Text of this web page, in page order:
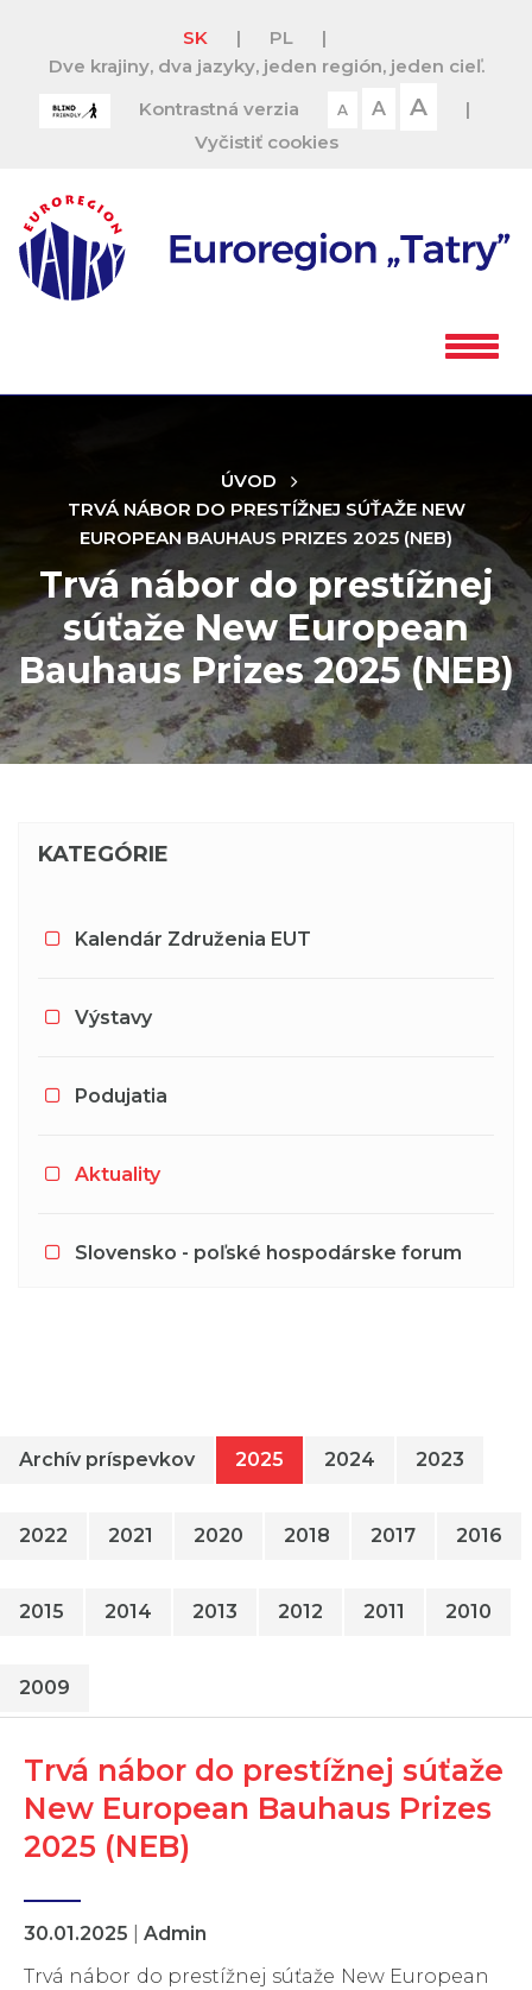
SK | PL
|
Dve krajiny, dva jazyky, jeden región, jeden cieľ.
Kontrastná verzia
A A A
|
Vyčistiť cookies
ÚVOD
TRVÁ NÁBOR DO PRESTÍŽNEJ SÚŤAŽE NEW
EUROPEAN BAUHAUS PRIZES 2025 (NEB)
Trvá nábor do prestížnej
súťaže New European
Bauhaus Prizes 2025 (NEB)
KATEGÓRIE
Kalendár Združenia EUT
Výstavy
Podujatia
Aktuality
Slovensko - poľské hospodárske forum
Archív príspevkov 2025 2024 2023
2022 2021 2020 2018 2017 2016
2015 2014 2013 2012 2011 2010
2009
Trvá nábor do prestížnej súťaže
New European Bauhaus Prizes
2025 (NEB)
30.01.2025
Admin
Trvá nábor do prestížnej súťaže New European